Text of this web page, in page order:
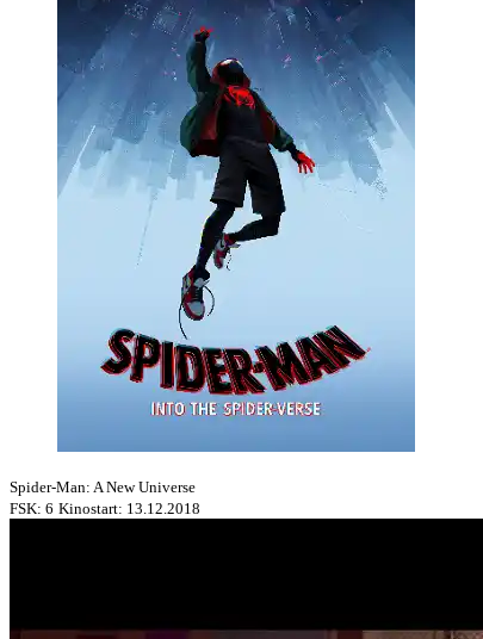
Spider-Man: A New Universe
FSK: 6 Kinostart: 13.12.2018